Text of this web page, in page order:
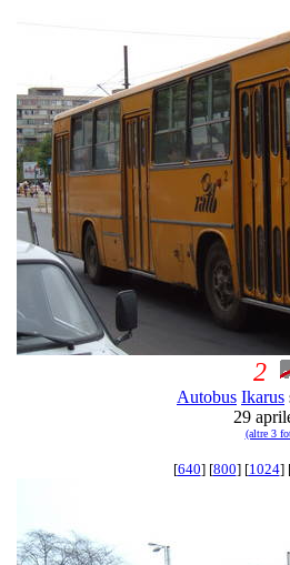
2
Autobus Ikarus
29
(altre 3
[640] [800] [1024]